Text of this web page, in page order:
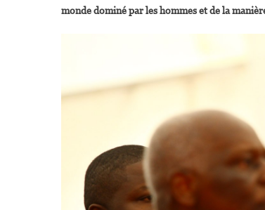
monde dominé par les hommes et de la